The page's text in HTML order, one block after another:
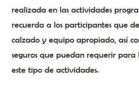
realizada en las actividades
recuerda a los participantes que
calzado y equipo apropiado, así
seguros que puedan requerir para
este tipo de actividades.